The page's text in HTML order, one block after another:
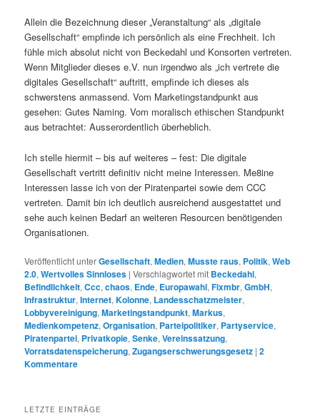
Allein die Bezeichnung dieser „Veranstaltung“ als „digitale
Gesellschaft“ empfinde ich persönlich als eine Frechheit. Ich
fühle mich absolut nicht von Beckedahl und Konsorten vertreten.
Wenn Mitglieder dieses e.V. nun irgendwo als „ich vertrete die
digitales Gesellschaft“ auftritt, empfinde ich dieses als
schwerstens anmassend. Vom Marketingstandpunkt aus
gesehen: Gutes Naming. Vom moralisch ethischen Standpunkt
aus betrachtet: Ausserordentlich überheblich.
Ich stelle hiermit – bis auf weiteres – fest: Die digitale
Gesellschaft vertritt definitiv nicht meine Interessen. Me8ine
Interessen lasse ich von der Piratenpartei sowie dem CCC
vertreten. Damit bin ich deutlich ausreichend ausgestattet und
sehe auch keinen Bedarf an weiteren Resourcen benötigenden
Organisationen.
Veröffentlicht unterGesellschaft,Medien,Musste raus, Politik,Web
2.0,Wertvolles Sinnloses |Verschlagwortet mit Beckedahl,
Befindlichkeit,Ccc,chaos, Ende, Europawahl,Fixmbr,GmbH,
Infrastruktur,Internet,Kolonne, Landesschatzmeister,
Lobbyvereinigung,Marketingstandpunkt,Markus,
Medienkompetenz,Organisation, Parteipolitiker, Partyservice,
Piratenpartei, Privatkopie,Senke,Vereinssatzung,
Vorratsdatenspeicherung,Zugangserschwerungsgesetz |2
Kommentare
LETZTE EINTRÄGE